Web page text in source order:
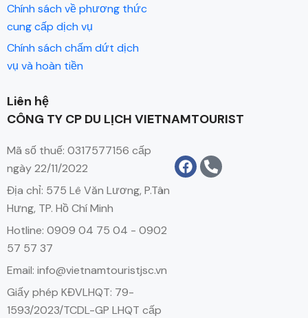
Chính sách về phương thức
cung cấp dịch vụ
Chính sách chấm dứt dịch
vụ và hoàn tiền
Liên hệ
CÔNG TY CP DU LỊCH VIETNAMTOURIST
Mã số thuế: 0317577156 cấp
ngày 22/11/2022
Địa chỉ: 575 Lê Văn Lương, P.Tân
Hưng, TP. Hồ Chí Minh
Hotline: 0909 04 75 04 - 0902
57 57 37
Email: info@vietnamtouristjsc.vn
Giấy phép KĐVLHQT: 79-
1593/2023/TCDL-GP LHQT cấp